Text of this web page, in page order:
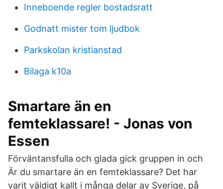
Inneboende regler bostadsratt
Godnatt mister tom ljudbok
Parkskolan kristianstad
Bilaga k10a
Smartare än en
femteklassare! - Jonas von
Essen
Förväntansfulla och glada gick gruppen in och
Är du smartare än en femteklassare? Det har
varit väldigt kallt i många delar av Sverige, på